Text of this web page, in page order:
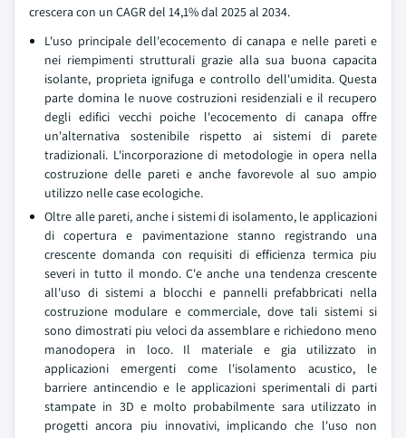
crescera con un CAGR del 14,1% dal 2025 al 2034.
L'uso principale dell'ecocemento di canapa e nelle pareti e
nei riempimenti strutturali grazie alla sua buona capacita
isolante, proprieta ignifuga e controllo dell'umidita. Questa
parte domina le nuove costruzioni residenziali e il recupero
degli edifici vecchi poiche l'ecocemento di canapa offre
un'alternativa sostenibile rispetto ai sistemi di parete
tradizionali. L'incorporazione di metodologie in opera nella
costruzione delle pareti e anche favorevole al suo ampio
utilizzo nelle case ecologiche.
Oltre alle pareti, anche i sistemi di isolamento, le applicazioni
di copertura e pavimentazione stanno registrando una
crescente domanda con requisiti di efficienza termica piu
severi in tutto il mondo. C'e anche una tendenza crescente
all'uso di sistemi a blocchi e pannelli prefabbricati nella
costruzione modulare e commerciale, dove tali sistemi si
sono dimostrati piu veloci da assemblare e richiedono meno
manodopera in loco. Il materiale e gia utilizzato in
applicazioni emergenti come l'isolamento acustico, le
barriere antincendio e le applicazioni sperimentali di parti
stampate in 3D e molto probabilmente sara utilizzato in
progetti ancora piu innovativi, implicando che l'uso non